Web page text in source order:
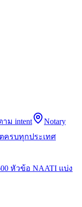
ม intent
Notary
ครบทุกประเทศ
หัวข้อ NAATI แบ่ง